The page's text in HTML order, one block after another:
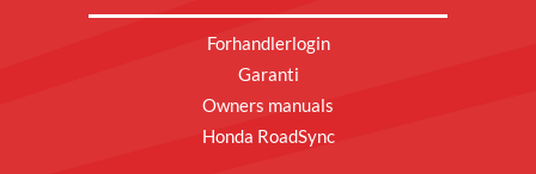
Forhandlerlogin
Garanti
Owners manuals
Honda RoadSync